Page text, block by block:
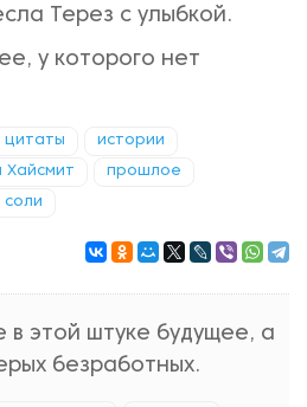
Терез с улыбкой.
у которого нет
цитаты истории
Хайсмит прошлое
соли
в этой штуке будущее, а
безработных.